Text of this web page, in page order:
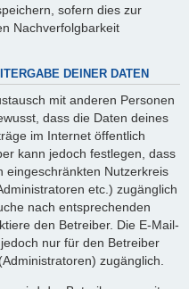
sofern dies zur
Nachverfolgbarkeit
DEINER DATEN
mit anderen Personen
dass die Daten deines
im Internet öffentlich
kann jedoch festlegen, dass
eingeschränkten Nutzerkreis
etc.) zugänglich
nach entsprechenden
den Betreiber. Die E-Mail-
nur für den Betreiber
zugänglich.